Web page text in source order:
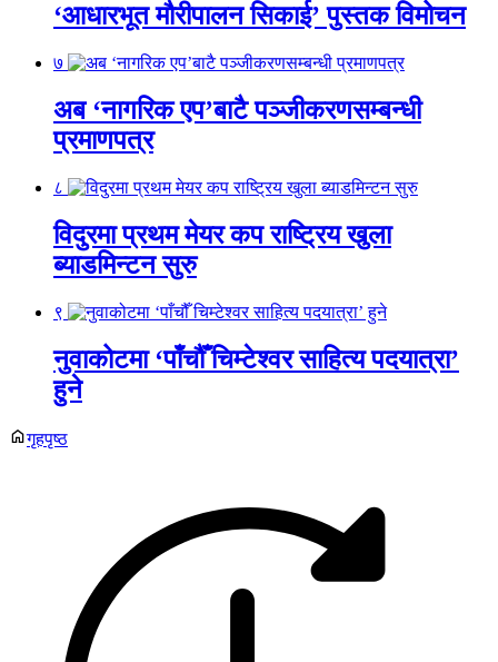
‘आधारभूत मौरीपालन सिकाई’ पुस्तक विमोचन
७
अब ‘नागरिक एप’बाटै पञ्जीकरणसम्बन्धी
प्रमाणपत्र
८
विदुरमा प्रथम मेयर कप राष्ट्रिय खुला
ब्याडमिन्टन सुरु
९
नुवाकोटमा ‘पाँचौँ चिम्टेश्वर साहित्य पदयात्रा’
हुने
गृहपृष्ठ